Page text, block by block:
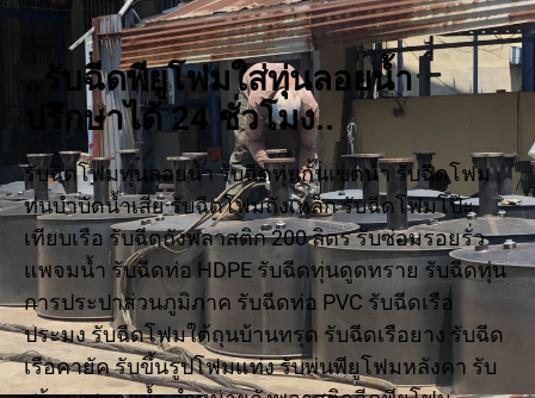
..รับฉีดพียูโฟมใส่ทุ่นลอยน้ำ
ปรึกษาได้ 24 ชั่วโมง..
รับฉีดโฟมทุ่นลอยน้ำ รับฉีดทุ่นกั้นเขตน้ำ รับฉีดโฟม
ทุ่นบำบัดน้ำเสีย รับฉีดโฟมถังเหล็ก รับฉีดโฟมโป๊ะ
เทียบเรือ รับฉีดถังพลาสติก 200 ลิตร รับซ่อมรอยรั่ว
แพจมน้ำ รับฉีดท่อ HDPE รับฉีดทุ่นดูดทราย รับฉีดทุ่น
การประปาส่วนภูมิภาค รับฉีดท่อ PVC รับฉีดเรือ
ประมง รับฉีดโฟมใต้ถุนบ้านทรุด รับฉีดเรือยาง รับฉีด
เรือคายัค รับขึ้นรูปโฟมแท่ง รับพ่นพียูโฟมหลังคา รับ